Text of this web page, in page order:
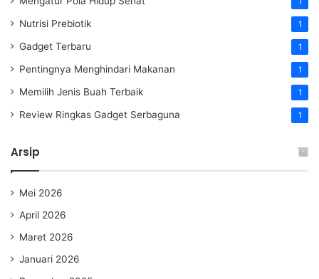
Nutrisi Prebiotik 1
Gadget Terbaru 1
Pentingnya Menghindari Makanan 1
Memilih Jenis Buah Terbaik 1
Review Ringkas Gadget Serbaguna 1
Arsip
Mei 2026
April 2026
Maret 2026
Januari 2026